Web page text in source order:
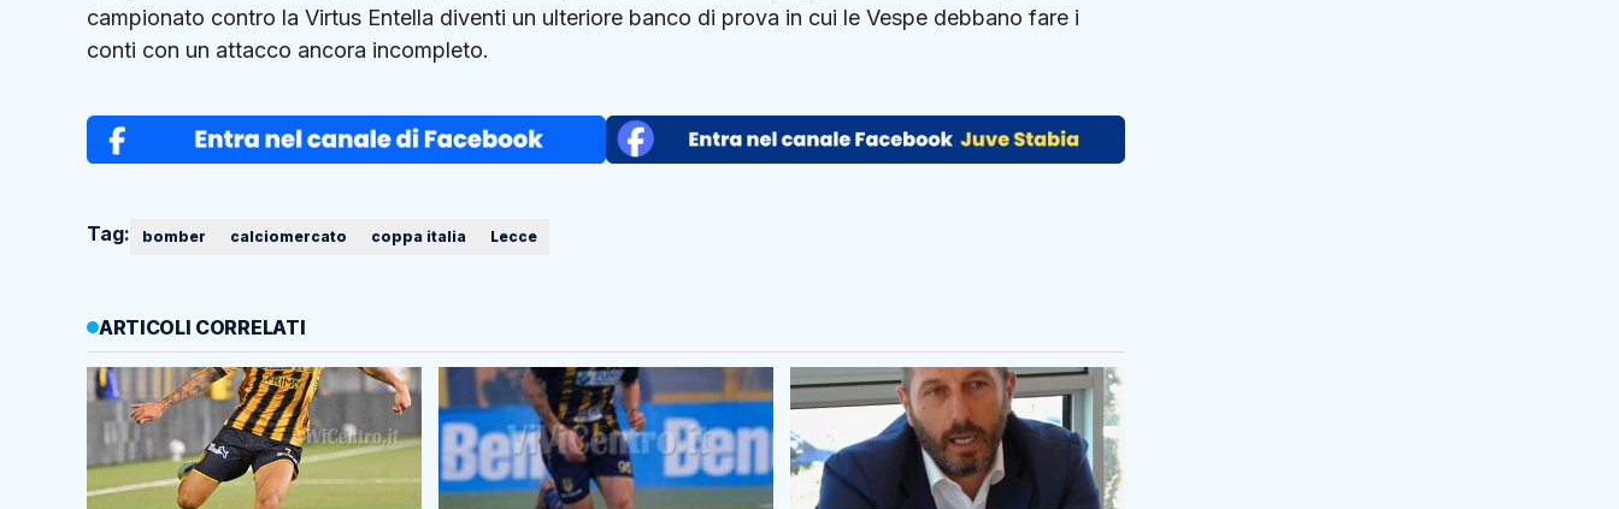
campionato contro la Virtus Entella diventi un ulteriore banco di prova in cui le Vespe debbano fare i
conti con un attacco ancora incompleto.
Tag: bomber calciomercato coppa italia Lecce
ARTICOLI CORRELATI